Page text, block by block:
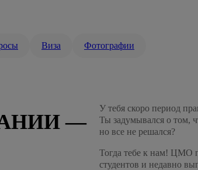
Виза Фотографии
—
У тебя скоро период
Ты задумывался о том,
но все не решался?
Тогда тебе к нам! ЦМО
студентов и недавно